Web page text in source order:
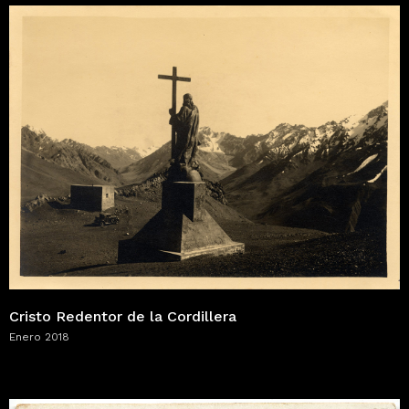
Cristo Redentor de la Cordillera
Enero 2018